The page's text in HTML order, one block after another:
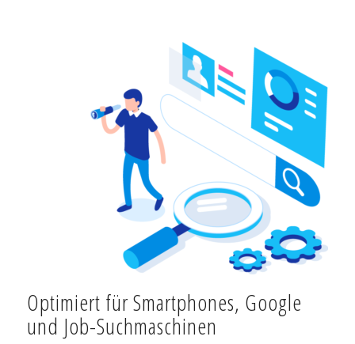
Optimiert für Smartphones, Google
und Job-Suchmaschinen